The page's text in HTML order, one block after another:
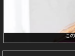
こ